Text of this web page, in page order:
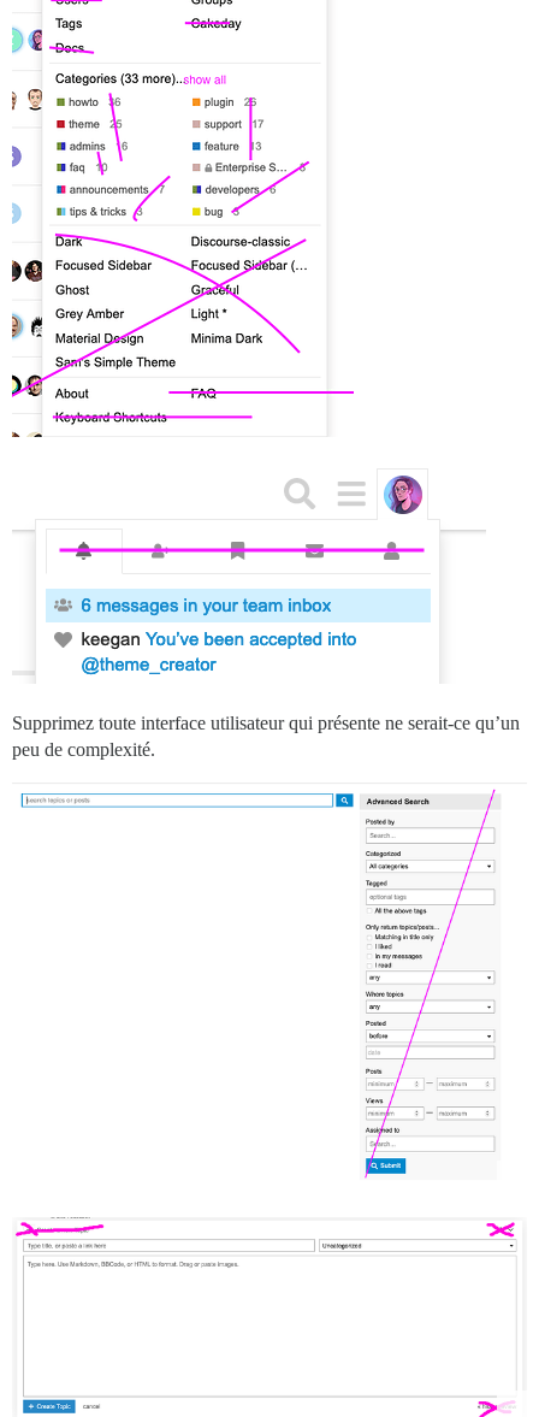
Supprimez toute interface utilisateur qui présente ne serait-ce qu’un
peu de complexité.